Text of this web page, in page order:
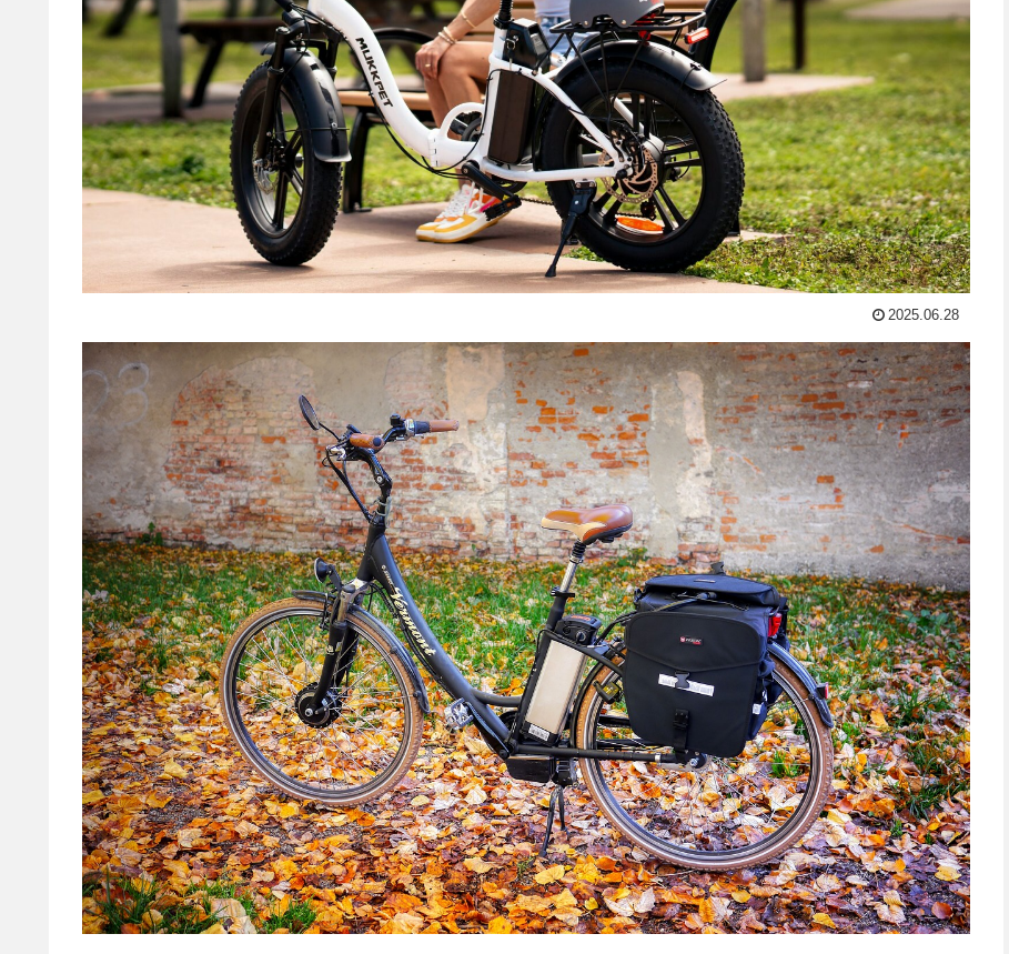
2025.06.28